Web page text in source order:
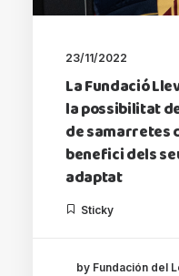
23/11/2022
La Fundació
la possibilitat
de samarretes
benefici dels
adaptat
Sticky
by Fundación del